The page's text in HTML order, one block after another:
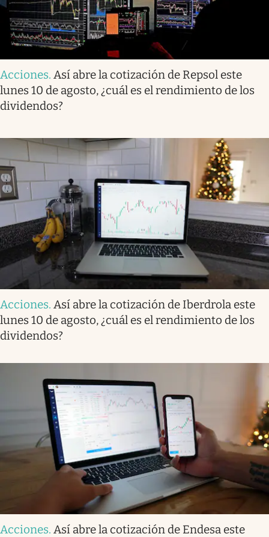
Acciones. Así abre la cotización de Repsol este
lunes 10 de agosto, ¿cuál es el rendimiento de los
dividendos?
Acciones. Así abre la cotización de Iberdrola este
lunes 10 de agosto, ¿cuál es el rendimiento de los
dividendos?
Acciones. Así abre la cotización de Endesa este